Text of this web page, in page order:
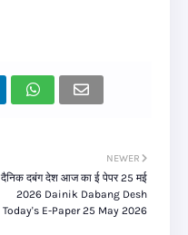
NEWER
दैनिक दबंग देश आज का ई पेपर 25 मई
2026 Dainik Dabang Desh
Today's E-Paper 25 May 2026